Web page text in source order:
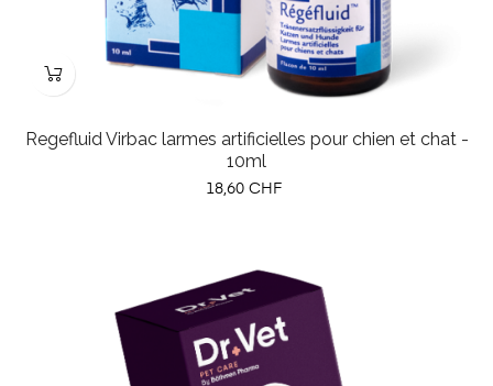
Regefluid Virbac larmes artificielles pour chien et chat -
10ml
Prix
18,60 CHF